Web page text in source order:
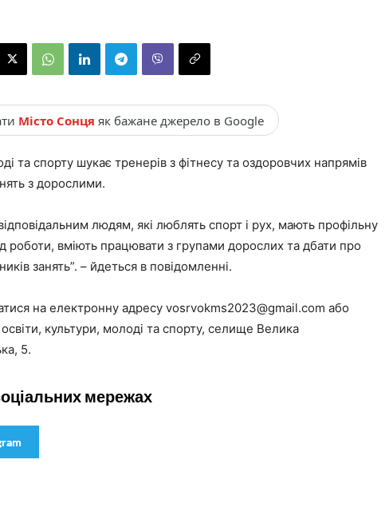
Місто Сонця як бажане джерело в Google
та спорту шукає тренерів з фітнесу та оздоровчих напрямів
з дорослими.
людям, які люблять спорт і рух, мають профільну
роботи, вміють працювати з групами дорослих та дбати про
занять”. – йдеться в повідомленні.
на електронну адресу vosrvokms2023@gmail.com або
культури, молоді та спорту, селище Велика
5.
мережах